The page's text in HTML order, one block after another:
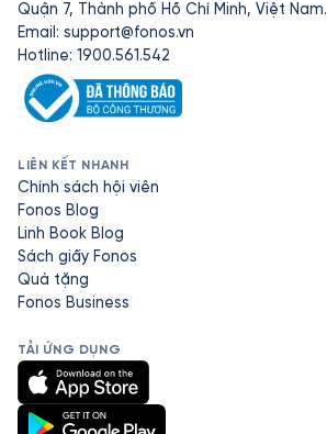
Quận 7, Thành phố Hồ Chí Minh, Việt Nam.
Email: support@fonos.vn
Hotline: 1900.561.542
LIÊN KẾT NHANH
Chính sách hội viên
Fonos Blog
Linh Book Blog
Sách giấy Fonos
Quà tặng
Fonos Business
TẢI ỨNG DỤNG